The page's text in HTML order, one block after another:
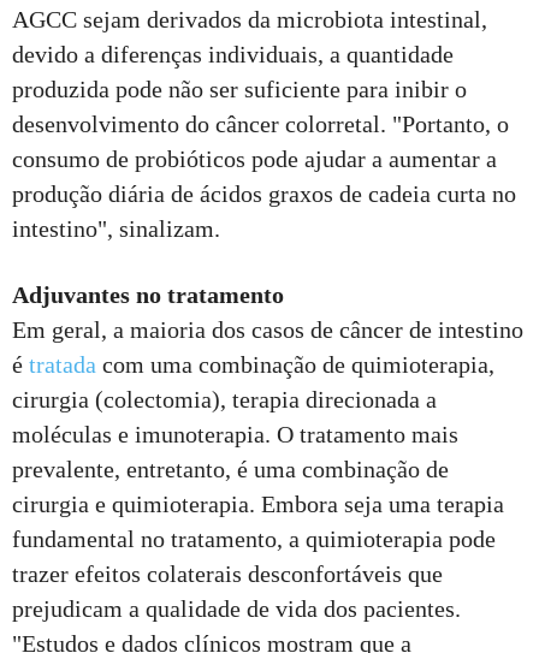
AGCC sejam derivados da microbiota intestinal,
devido a diferenças individuais, a quantidade
produzida pode não ser suficiente para inibir o
desenvolvimento do câncer colorretal. "Portanto, o
consumo de probióticos pode ajudar a aumentar a
produção diária de ácidos graxos de cadeia curta no
intestino", sinalizam.
Adjuvantes no tratamento
Em geral, a maioria dos casos de câncer de intestino
é tratada com uma combinação de quimioterapia,
cirurgia (colectomia), terapia direcionada a
moléculas e imunoterapia. O tratamento mais
prevalente, entretanto, é uma combinação de
cirurgia e quimioterapia. Embora seja uma terapia
fundamental no tratamento, a quimioterapia pode
trazer efeitos colaterais desconfortáveis que
prejudicam a qualidade de vida dos pacientes.
"Estudos e dados clínicos mostram que a